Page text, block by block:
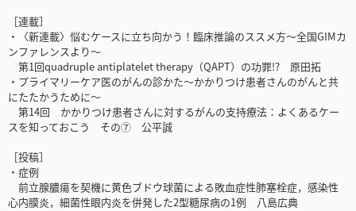
［連載］
・〈新連載〉悩むケースに立ち向かう！臨床推論のススメ方～全国GIMカ
ンファレンスより～
第1回quadruple antiplatelet therapy（QAPT）の功罪!? 原田拓
・プライマリーケア医のがんの診かた～かかりつけ患者さんのがんと共
にたたかうために～
第14回 かかりつけ患者さんに対するがんの支持療法：よくあるケー
スを知っておこう その⑦ 公平誠
［投稿］
・症例
前立腺膿瘍を契機に黄色ブドウ球菌による敗血症性肺塞栓症，感染性
心内膜炎，細菌性眼内炎を併発した2型糖尿病の1例 八島広典